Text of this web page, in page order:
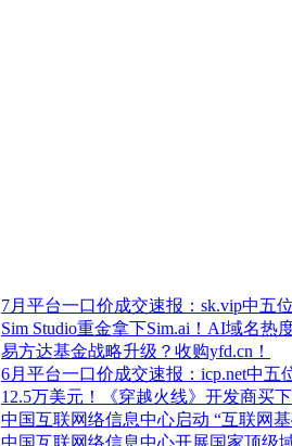
7月平台一口价成交速报：sk.vip中五
Sim Studio重金拿下Sim.ai！AI域名热
易方达基金战略升级？收购yfd.cn！
6月平台一口价成交速报：icp.net中五
12.5万美元！《穿越火线》开发商买下
中国互联网络信息中心启动 “互联网
中国互联网络信息中心开展国家顶级